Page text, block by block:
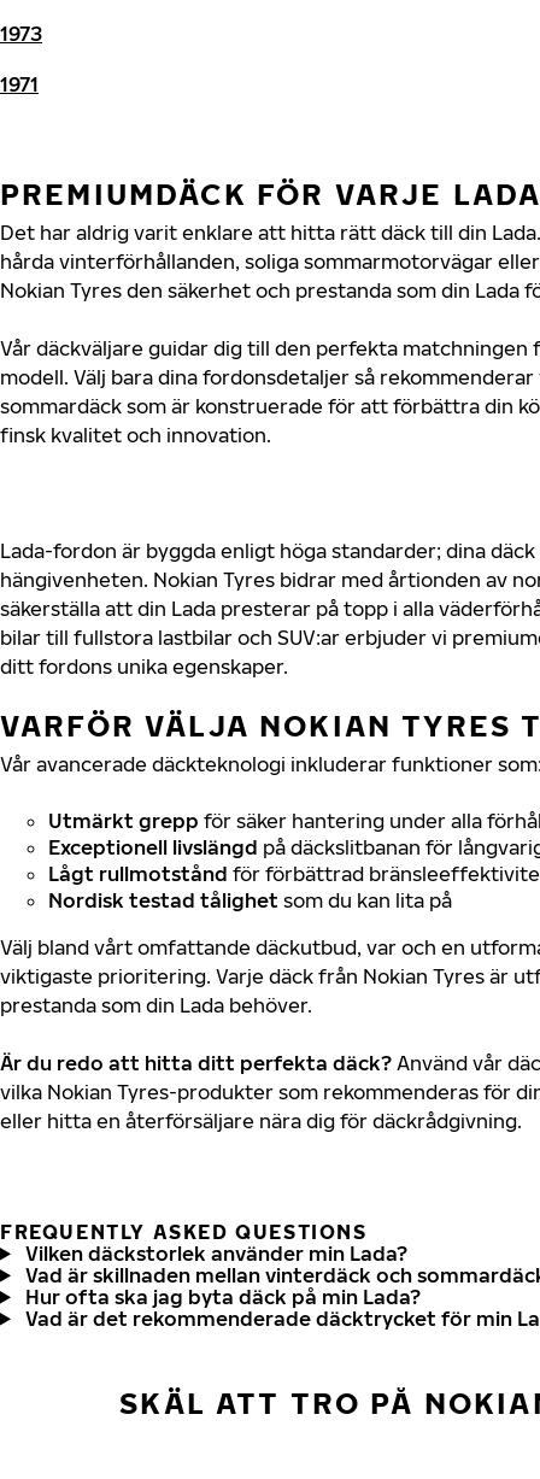
1973
1971
PREMIUMDÄCK FÖR VARJE
Det har aldrig varit enklare att hitta rätt däck till din
hårda vinterförhållanden, soliga sommarmotorvägar
Nokian Tyres den säkerhet och prestanda som din Lada
Vår däckväljare guidar dig till den perfekta matchningen
modell. Välj bara dina fordonsdetaljer så
sommardäck som är konstruerade för att förbättra din
finsk kvalitet och innovation.
Lada-fordon är byggda enligt höga standarder; dina
hängivenheten. Nokian Tyres bidrar med årtionden av
säkerställa att din Lada presterar på topp i alla
bilar till fullstora lastbilar och SUV:ar erbjuder vi
ditt fordons unika egenskaper.
VARFÖR VÄLJA NOKIAN TYRES
Vår avancerade däckteknologi inkluderar funktioner
Utmärkt grepp för säker hantering under alla
Exceptionell livslängd på däckslitbanan för
Lågt rullmotstånd för förbättrad
Nordisk testad tålighet som du kan lita på
Välj bland vårt omfattande däckutbud, var och en
viktigaste prioritering. Varje däck från Nokian Tyres är
prestanda som din Lada behöver.
Är du redo att hitta ditt perfekta däck? Använd vår
vilka Nokian Tyres-produkter som rekommenderas för
eller hitta en återförsäljare nära dig för däckrådgivning.
FREQUENTLY ASKED QUESTIONS
Vilken däckstorlek använder min Lada?
Vad är skillnaden mellan vinterdäck och
Hur ofta ska jag byta däck på min Lada?
Vad är det rekommenderade däcktrycket för min
SKÄL ATT TRO PÅ